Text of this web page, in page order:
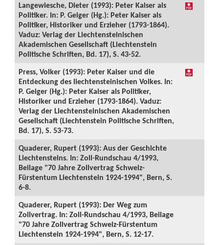
Langewiesche, Dieter (1993): Peter Kaiser als
Politiker. In: P. Geiger (Hg.): Peter Kaiser als
Politiker, Historiker und Erzieher (1793-1864).
Vaduz: Verlag der Liechtensteinischen
Akademischen Gesellschaft (Liechtenstein
Politische Schriften, Bd. 17), S. 43-52.
Press, Volker (1993): Peter Kaiser und die
Entdeckung des liechtensteinischen Volkes. In:
P. Geiger (Hg.): Peter Kaiser als Politiker,
Historiker und Erzieher (1793-1864). Vaduz:
Verlag der Liechtensteinischen Akademischen
Gesellschaft (Liechtenstein Politische Schriften,
Bd. 17), S. 53-73.
Quaderer, Rupert (1993): Aus der Geschichte
Liechtensteins. In: Zoll-Rundschau 4/1993,
Beilage "70 Jahre Zollvertrag Schweiz-
Fürstentum Liechtenstein 1924-1994", Bern, S.
6-8.
Quaderer, Rupert (1993): Der Weg zum
Zollvertrag. In: Zoll-Rundschau 4/1993, Beilage
"70 Jahre Zollvertrag Schweiz-Fürstentum
Liechtenstein 1924-1994", Bern, S. 12-17.